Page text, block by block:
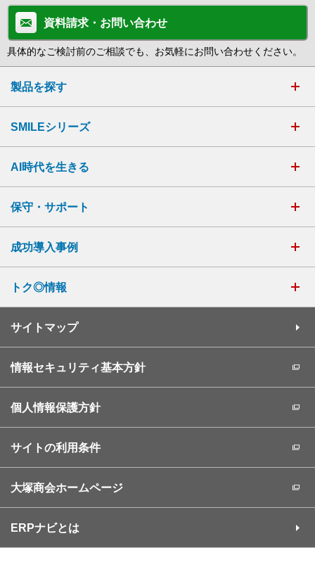
資料請求・お問い合わせ
具体的なご検討前のご相談でも、お気軽にお問い合わせください。
製品を探す
SMILEシリーズ
AI時代を生きる
保守・サポート
成功導入事例
トク◎情報
サイトマップ
情報セキュリティ基本方針
個人情報保護方針
サイトの利用条件
大塚商会ホームページ
ERPナビとは